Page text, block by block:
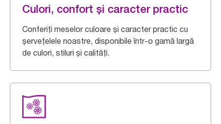
Culori, confort și caracter practic
Conferiți meselor culoare și caracter practic cu
șervețelele noastre, disponibile într-o gamă largă
de culori, stiluri și calități.